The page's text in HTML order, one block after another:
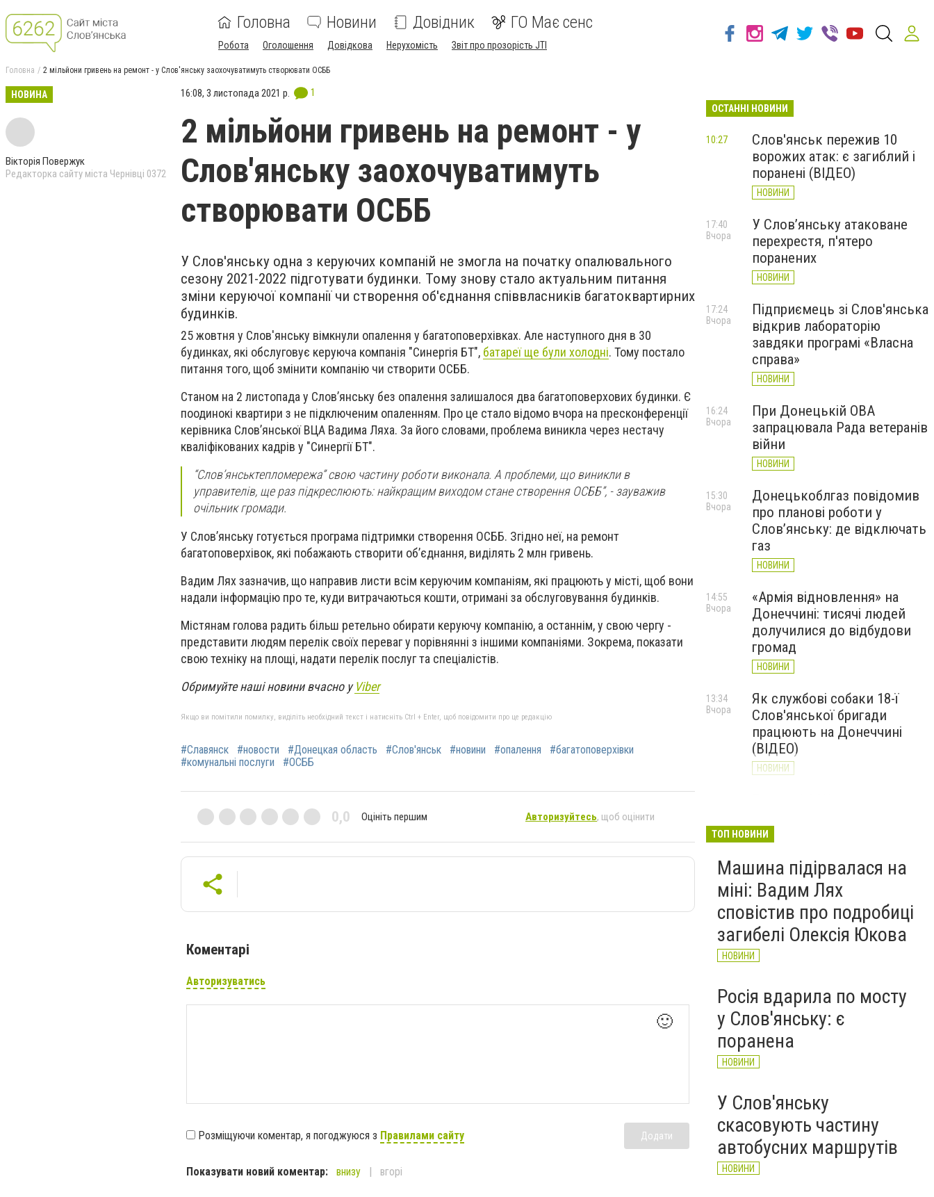
Головна Новини Довідник ГО Має сенс
Робота Оголошення Довідкова Нерухомість Звіт про прозорість JTI
Головна 2 мільйони гривень на ремонт - у Слов'янську заохочуватимуть створювати ОСББ
НОВИНА
Вікторія Повержук
Редакторка сайту міста Чернівці 0372
16:08, 3 листопада 2021 р. 1
2 мільйони гривень на ремонт - у
Слов'янську заохочуватимуть
створювати ОСББ
У Слов'янську одна з керуючих компаній не змогла на початку опалювального
сезону 2021-2022 підготувати будинки. Тому знову стало актуальним питання
зміни керуючої компанії чи створення об'єднання співвласників багатоквартирних
будинків.
25 жовтня у Слов'янську вімкнули опалення у багатоповерхівках. Але наступного дня в 30
будинках, які обслуговує керуюча компанія "Синергія БТ", батареї ще були холодні. Тому постало
питання того, щоб змінити компанію чи створити ОСББ.
Станом на 2 листопада у Слов’янську без опалення залишалося два багатоповерхових будинки. Є
поодинокі квартири з не підключеним опаленням. Про це стало відомо вчора на пресконференції
керівника Слов’янської ВЦА Вадима Ляха. За його словами, проблема виникла через нестачу
кваліфікованих кадрів у "Синергії БТ".
“Слов’янськтепломережа” свою частину роботи виконала. А проблеми, що виникли в
управителів, ще раз підкреслюють: найкращим виходом стане створення ОСББ”, - зауважив
очільник громади.
У Слов’янську готується програма підтримки створення ОСББ. Згідно неї, на ремонт
багатоповерхівок, які побажають створити об’єднання, виділять 2 млн гривень.
Вадим Лях зазначив, що направив листи всім керуючим компаніям, які працюють у місті, щоб вони
надали інформацію про те, куди витрачаються кошти, отримані за обслуговування будинків.
Містянам голова радить більш ретельно обирати керуючу компанію, а останнім, у свою чергу -
представити людям перелік своїх переваг у порівнянні з іншими компаніями. Зокрема, показати
свою техніку на площі, надати перелік послуг та спеціалістів.
Обримуйте наші новини вчасно уViber
Якщо ви помітили помилку, виділіть необхідний текст і натисніть Ctrl + Enter, щоб повідомити про це редакцію
#Славянск #новости #Донецкая область #Слов'янськ #новини #опалення
#багатоповерхівки
#комунальні послуги
#ОСББ
0,0 Оцініть першим Авторизуйтесь, щоб оцінити
Коментарі
Авторизуватись
🙂
Розміщуючи коментар, я погоджуюся з Правилами сайту Додати
Показувати новий коментар: внизу вгорі
ОСТАННІ НОВИНИ
Слов'янськ пережив 10
ворожих атак: є загиблий і
поранені (ВІДЕО)
НОВИНИ
10:27
У Слов’янську атаковане
перехрестя, п'ятеро
поранених
НОВИНИ
17:40
Вчора
Підприємець зі Слов'янська
відкрив лабораторію
завдяки програмі «Власна
справа»
НОВИНИ
17:24
Вчора
При Донецькій ОВА
запрацювала Рада ветеранів
війни
НОВИНИ
16:24
Вчора
Донецькоблгаз повідомив
про планові роботи у
Слов’янську: де відключать
газ
НОВИНИ
15:30
Вчора
«Армія відновлення» на
Донеччині: тисячі людей
долучилися до відбудови
громад
НОВИНИ
14:55
Вчора
Як службові собаки 18-ї
Слов'янської бригади
працюють на Донеччині
(ВІДЕО)
НОВИНИ
13:34
Вчора
та найближчих напрямках
ТОП НОВИНИ
Машина підірвалася на
міні: Вадим Лях
сповістив про подробиці
загибелі Олексія Юкова
НОВИНИ
Росія вдарила по мосту
у Слов'янську: є
поранена
НОВИНИ
У Слов'янську
скасовують частину
автобусних маршрутів
НОВИНИ